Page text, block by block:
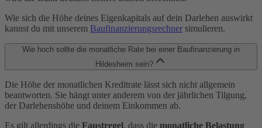
Wie sich die Höhe deines Eigenkapitals auf dein Darlehen auswirkt
kannst du mit unserem Baufinanzierungsrechner simulieren.
Wie hoch sollte die monatliche Rate bei einer Baufinanzierung in
Hildesheim sein?
Die Höhe der monatlichen Kreditrate lässt sich nicht allgemein
beantworten. Sie hängt unter anderem von der jährlichen Tilgung,
der Darlehenshöhe und deinem Einkommen ab.
Es gilt allerdings die Faustregel, dass die monatliche Belastung